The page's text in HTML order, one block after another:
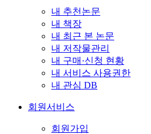
내 추천논문
내 책장
내 최근 본 논문
내 저작물관리
내 구매·신청 현황
내 서비스 사용권한
내 관심 DB
회원서비스
회원가입